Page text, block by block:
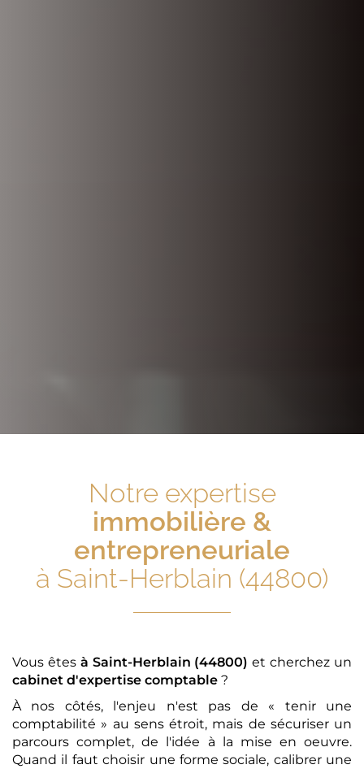
Notre expertise
immobilière &
entrepreneuriale
à Saint-Herblain (44800)
Vous êtes à Saint-Herblain (44800) et cherchez un
cabinet d'expertise comptable ?
À nos côtés, l'enjeu n'est pas de « tenir une
comptabilité » au sens étroit, mais de sécuriser un
parcours complet, de l'idée à la mise en oeuvre.
Quand il faut choisir une forme sociale, calibrer une